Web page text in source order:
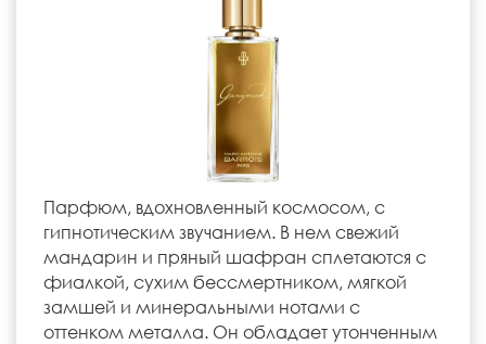
Парфюм, вдохновленный космосом, с
гипнотическим звучанием. В нем свежий
мандарин и пряный шафран сплетаются с
фиалкой, сухим бессмертником, мягкой
замшей и минеральными нотами с
оттенком металла. Он обладает утонченным